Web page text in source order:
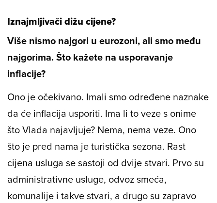
Iznajmljivači dižu cijene?
Više nismo najgori u eurozoni, ali smo među
najgorima. Što kažete na usporavanje
inflacije?
Ono je očekivano. Imali smo određene naznake
da će inflacija usporiti. Ima li to veze s onime
što Vlada najavljuje? Nema, nema veze. Ono
što je pred nama je turistička sezona. Rast
cijena usluga se sastoji od dvije stvari. Prvo su
administrativne usluge, odvoz smeća,
komunalije i takve stvari, a drugo su zapravo